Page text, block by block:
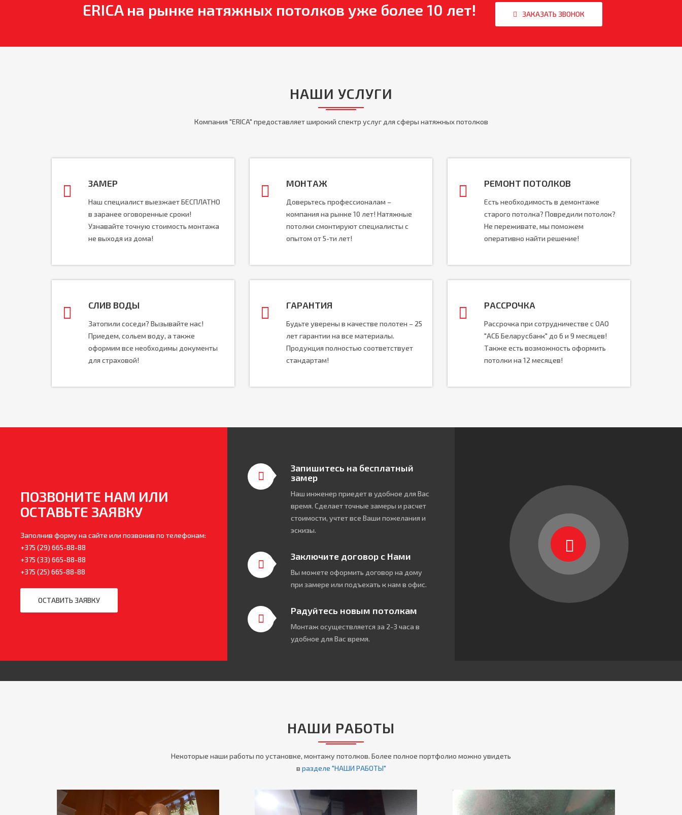
ERICA на рынке натяжных потолков уже более 10 лет! ЗАКАЗАТЬ ЗВОНОК
НАШИ УСЛУГИ
Компания "ERICA" предоставляет широкий спектр услуг для сферы натяжных потолков
ЗАМЕР
Наш специалист выезжает БЕСПЛАТНО
в заранее оговоренные сроки!
Узнавайте точную стоимость монтажа
не выходя из дома!
МОНТАЖ
Доверьтесь профессионалам –
компания на рынке 10 лет! Натяжные
потолки смонтируют специалисты с
опытом от 5-ти лет!
РЕМОНТ ПОТОЛКОВ
Есть необходимость в демонтаже
старого потолка? Повредили потолок?
Не переживате, мы поможем
оперативно найти решение!
СЛИВ ВОДЫ
Затопили соседи? Вызывайте нас!
Приедем, сольем воду, а также
оформим все необходимы документы
для страховой!
ГАРАНТИЯ
Будьте уверены в качестве полотен – 25
лет гарантии на все материалы.
Продукция полностью соответствует
стандартам!
РАССРОЧКА
Рассрочка при сотрудничестве с ОАО
"АСБ Беларусбанк" до 6 и 9 месяцев!
Также есть возможность оформить
потолки на 12 месяцев!
ПОЗВОНИТЕ НАМ ИЛИ
ОСТАВЬТЕ ЗАЯВКУ
Заполнив форму на сайте или позвонив по телефонам:
+375 (29) 665-88-88
+375 (33) 665-88-88
+375 (25) 665-88-88
ОСТАВИТЬ ЗАЯВКУ
Запишитесь на бесплатный
замер
Наш инженер приедет в удобное для Вас
время. Сделает точные замеры и расчет
стоимости, учтет все Ваши пожелания и
эскизы.
Заключите договор с Нами
Вы можете оформить договор на дому
при замере или подъехать к нам в офис.
Радуйтесь новым потолкам
Монтаж осуществляется за 2-3 часа в
удобное для Вас время.
НАШИ РАБОТЫ
Некоторые наши работы по установке, монтажу потолков. Более полное портфолио можно увидеть
в разделе "НАШИ РАБОТЫ"